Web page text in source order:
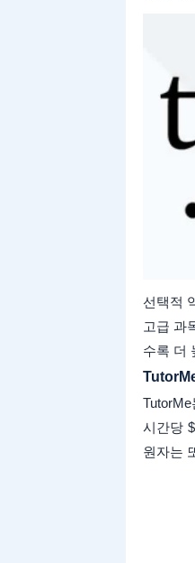
선택적
고급 과
수록 더
시간당
원자는